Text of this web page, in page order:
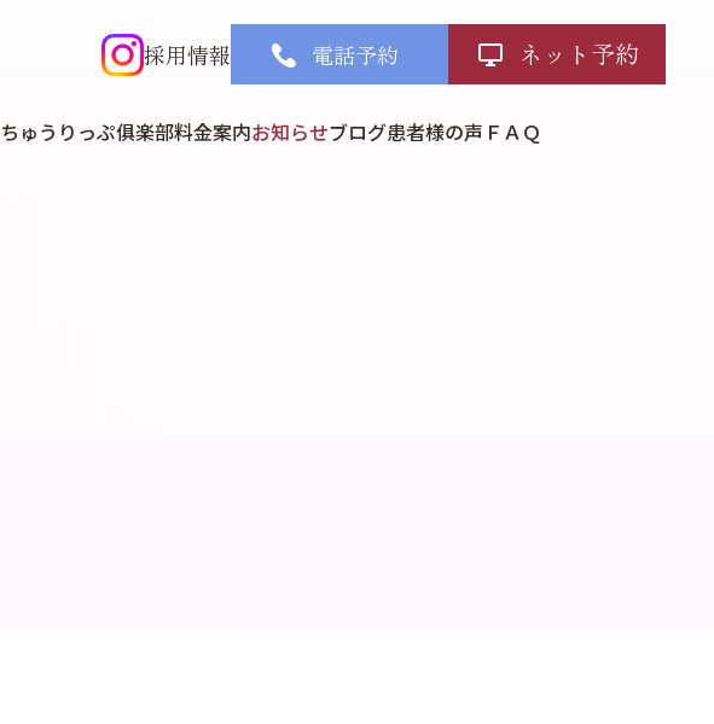
ちゅうりっぷ俱楽部料金案内お知らせブログ患者様の声 ＦＡＱ
採用情報 電話予約 ネット予約